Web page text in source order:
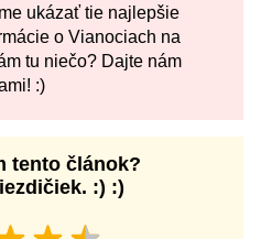
ukázať tie najlepšie
o Vianociach na
tu niečo? Dajte nám
:)
tento článok?
:) :)